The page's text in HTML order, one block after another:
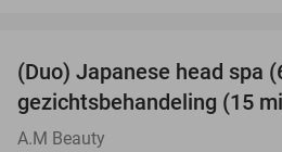
(Duo) Japanese head spa
gezichtsbehandeling (15
A.M Beauty